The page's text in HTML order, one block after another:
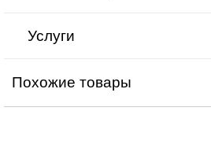
Услуги
Похожие товары